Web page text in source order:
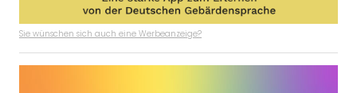
Sie wünschen sich auch eine Werbeanzeige?